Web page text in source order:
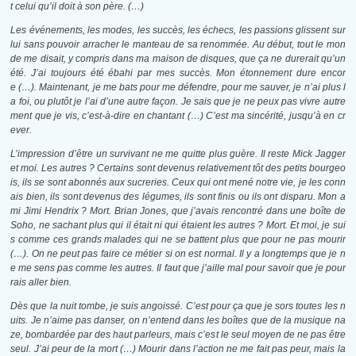
t celui qu’il doit à son père.(…)
Les événements, les modes, les succès, les échecs, les passions glissent sur
lui sans pouvoir arracher le manteau de sa renommée. Au début, tout le mon
de me disait, y compris dans ma maison de disques, que ça ne durerait qu’un
été. J’ai toujours été ébahi par mes succès. Mon étonnement dure encor
e(…). Maintenant, je me bats pour me défendre, pour me sauver, je n’ai plus l
a foi, ou plutôt je l’ai d’une autre façon. Je sais que je ne peux pas vivre autre
ment que je vis, c’est-à-dire en chantant (…)C’est ma sincérité, jusqu’à en cr
ever.
L’impression d’être un survivant ne me quitte plus guère. Il reste Mick Jagger
et moi. Les autres ? Certains sont devenus relativement tôt des petits bourgeo
is, ils se sont abonnés aux sucreries. Ceux qui ont mené notre vie, je les conn
ais bien, ils sont devenus des légumes, ils sont finis ou ils ont disparu. Mon a
mi Jimi Hendrix ? Mort. Brian Jones, que j’avais rencontré dans une boîte de
Soho, ne sachant plus qui il était ni qui étaient les autres ? Mort. Et moi, je sui
s comme ces grands malades qui ne se battent plus que pour ne pas mourir
(…). On ne peut pas faire ce métier si on est normal. Il y a longtemps que je n
e me sens pas comme les autres. Il faut que j’aille mal pour savoir que je pour
rais aller bien.
Dès que la nuit tombe, je suis angoissé. C’est pour ça que je sors toutes les n
uits. Je n’aime pas danser, on n’entend dans les boîtes que de la musique na
ze, bombardée par des haut parleurs, mais c’est le seul moyen de ne pas être
seul. J’ai peur de la mort(…)Mourir dans l’action ne me fait pas peur, mais la